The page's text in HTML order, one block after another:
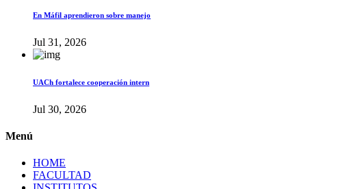
En Máfil aprendieron sobre manejo
Jul 31, 2026
UACh fortalece cooperación intern
Jul 30, 2026
Menú
HOME
FACULTAD